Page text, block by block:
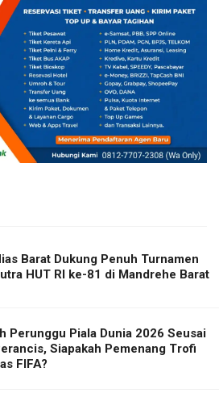
Barat Dukung Penuh Turnamen
HUT RI ke-81 di Mandrehe Barat
Perunggu Piala Dunia 2026 Seusai
Siapakah Pemenang Trofi
FIFA?